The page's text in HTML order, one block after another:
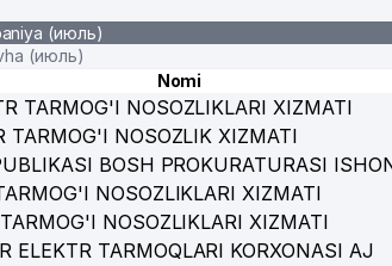
(июль)
(июль)
Nomi
TARMOG'I NOSOZLIKLARI XIZMATI
TARMOG'I NOSOZLIK XIZMATI
BOSH PROKURATURASI
NOSOZLIKLARI XIZMATI
NOSOZLIKLARI XIZMATI
ELEKTR TARMOQLARI KORXONASI AJ